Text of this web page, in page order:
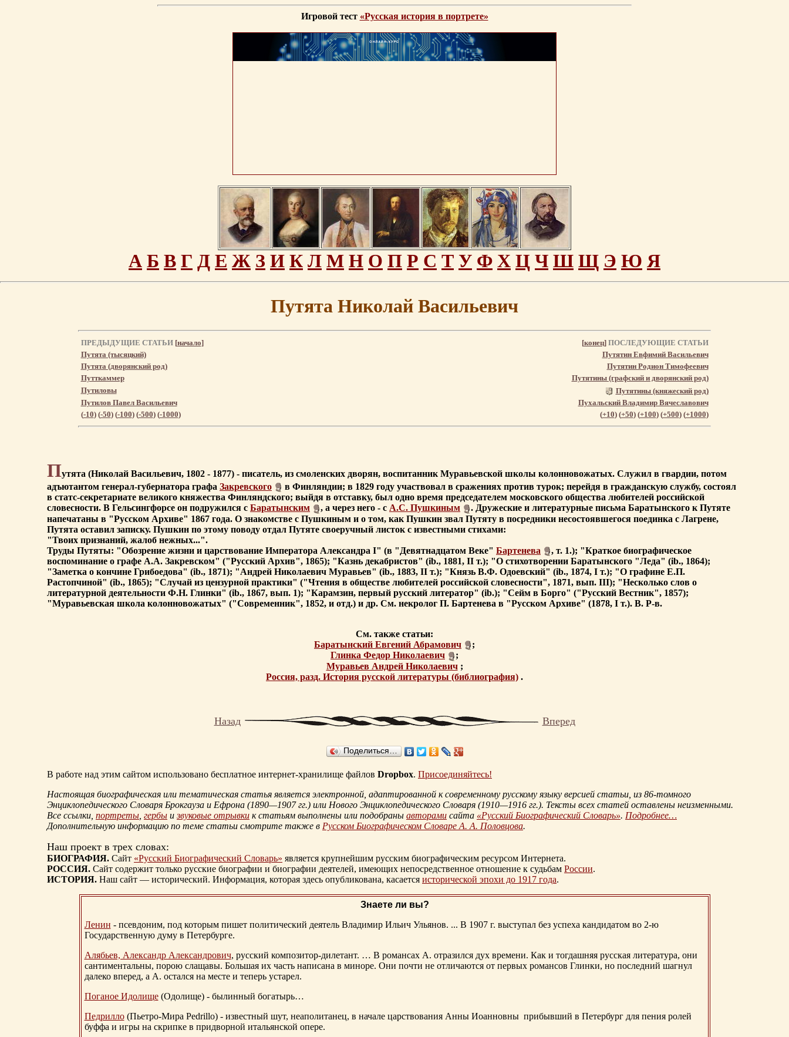
Игровой тест «Русская история в портрете»
А Б В Г Д Е Ж З И К Л М Н О П Р С Т У Ф Х Ц Ч Ш Щ Э Ю Я
Путята Николай Васильевич
ПРЕДЫДУЩИЕ СТАТЬИ [начало] [конец]ПОСЛЕДУЮЩИЕ СТАТЬИ
Путята (тысяцкий)
Путятин Евфимий Васильевич
Путята (дворянский род)
Путятин Родион Тимофеевич
Путткаммер
Путятины (графский и дворянский род)
Путиловы
Путятины (княжеский род)
Путилов Павел Васильевич
Пухальский Владимир Вячеславович
(-10) (-50) (-100) (-500) (-1000) (+10) (+50) (+100) (+500) (+1000)
Путята (Николай Васильевич, 1802 - 1877) - писатель, из смоленских дворян, воспитанник Муравьевской школы колонновожатых. Служил в гвардии, потом
адъютантом генерал-губернатора графа Закревского
в Финляндии; в 1829 году участвовал в сражениях против турок; перейдя в гражданскую службу, состоял
в статс-секретариате великого княжества Финляндского; выйдя в отставку, был одно время председателем московского общества любителей российской
словесности. В Гельсингфорсе он подружился с Баратынским , а через него - с А.С. Пушкиным
. Дружеские и литературные письма Баратынского к Путяте
напечатаны в "Русском Архиве" 1867 года. О знакомстве с Пушкиным и о том, как Пушкин звал Путяту в посредники несостоявшегося поединка с Лагрене,
Путята оставил записку. Пушкин по этому поводу отдал Путяте своеручный листок с известными стихами:
"Твоих признаний, жалоб нежных...".
Труды Путяты: "Обозрение жизни и царствование Императора Александра I" (в "Девятнадцатом Веке" Бартенева
, т. 1.); "Краткое биографическое
воспоминание о графе А.А. Закревском" ("Русский Архив", 1865); "Казнь декабристов" (ib., 1881, II т.); "О стихотворении Баратынского "Леда" (ib., 1864);
"Заметка о кончине Грибоедова" (ib., 1871); "Андрей Николаевич Муравьев" (ib., 1883, II т.); "Князь В.Ф. Одоевский" (ib., 1874, I т.); "О графине Е.П.
Растопчиной" (ib., 1865); "Случай из цензурной практики" ("Чтения в обществе любителей российской словесности", 1871, вып. III); "Несколько слов о
литературной деятельности Ф.Н. Глинки" (ib., 1867, вып. 1); "Карамзин, первый русский литератор" (ib.); "Сейм в Борго" ("Русский Вестник", 1857);
"Муравьевская школа колонновожатых" ("Современник", 1852, и отд.) и др. См. некролог П. Бартенева в "Русском Архиве" (1878, I т.). В. Р-в.
См. также статьи:
Баратынский Евгений Абрамович
;
Глинка Федор Николаевич
;
Муравьев Андрей Николаевич;
Россия, разд. История русской литературы (библиография) .
Назад Вперед
Поделиться…
В работе над этим сайтом использовано бесплатное интернет-хранилище файлов Dropbox. Присоединяйтесь!
Настоящая биографическая или тематическая статья является электронной, адаптированной к современному русскому языку версией статьи, из 86-томного
Энциклопедического Словаря Брокгауза и Ефрона (1890—1907 гг.) или Нового Энциклопедического Словаря (1910—1916 гг.). Тексты всех статей оставлены неизменными.
Все ссылки, портреты гербы и звуковые отрывки к статьям выполнены или подобраны авторами сайта «Русский Биографический Словарь». Подробнее…
Дополнительную информацию по теме статьи смотрите также в Русском Биографическом Словаре А. А. Половцова.
Наш проект в трех словах:
БИОГРАФИЯ. Сайт «Русский Биографический Словарь» является крупнейшим русским биографическим ресурсом Интернета.
РОССИЯ. Сайт содержит только русские биографии и биографии деятелей, имеющих непосредственное отношение к судьбам России.
ИСТОРИЯ. Наш сайт — исторический. Информация, которая здесь опубликована, касается исторической эпохи до 1917 года.
Знаете ли вы?
Ленин - псевдоним, под которым пишет политический деятель Владимир Ильич Ульянов. ... В 1907 г. выступал без успеха кандидатом во 2-ю
Государственную думу в Петербурге.
Алябьев, Александр Александрович, русский композитор-дилетант. … В романсах А. отразился дух времени. Как и тогдашняя русская литература, они
сантиментальны, порою слащавы. Большая их часть написана в миноре. Они почти не отличаются от первых романсов Глинки, но последний шагнул
далеко вперед, а А. остался на месте и теперь устарел.
Поганое Идолище(Одолище) - былинный богатырь…
Педрилло(Пьетро-Мира Pedrillo) - известный шут, неаполитанец, в начале царствования Анны Иоанновны прибывший в Петербург для пения ролей
буффа и игры на скрипке в придворной итальянской опере.